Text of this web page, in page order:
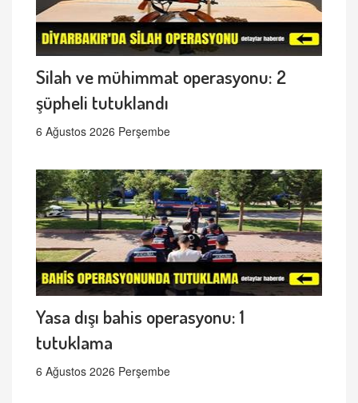
Silah ve mühimmat operasyonu: 2
şüpheli tutuklandı
6 Ağustos 2026 Perşembe
Yasa dışı bahis operasyonu: 1
tutuklama
6 Ağustos 2026 Perşembe